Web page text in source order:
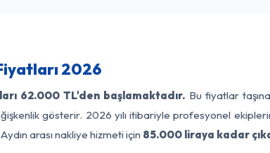
2026
62.000 TL'den başlamaktadır. Bu fiyatlar
gösterir. 2026 yılı itibariyle profesyonel
arası nakliye hizmeti için 85.000 liraya kadar